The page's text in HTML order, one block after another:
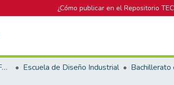
¿Cómo publicar en el Repositorio
Biblioteca José Figueres Ferrer Escuela de Diseño Industrial